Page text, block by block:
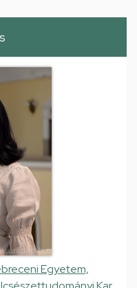
Egyetem,